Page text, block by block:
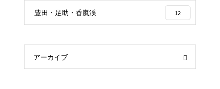
豊田・足助・香嵐渓 12
アーカイブ